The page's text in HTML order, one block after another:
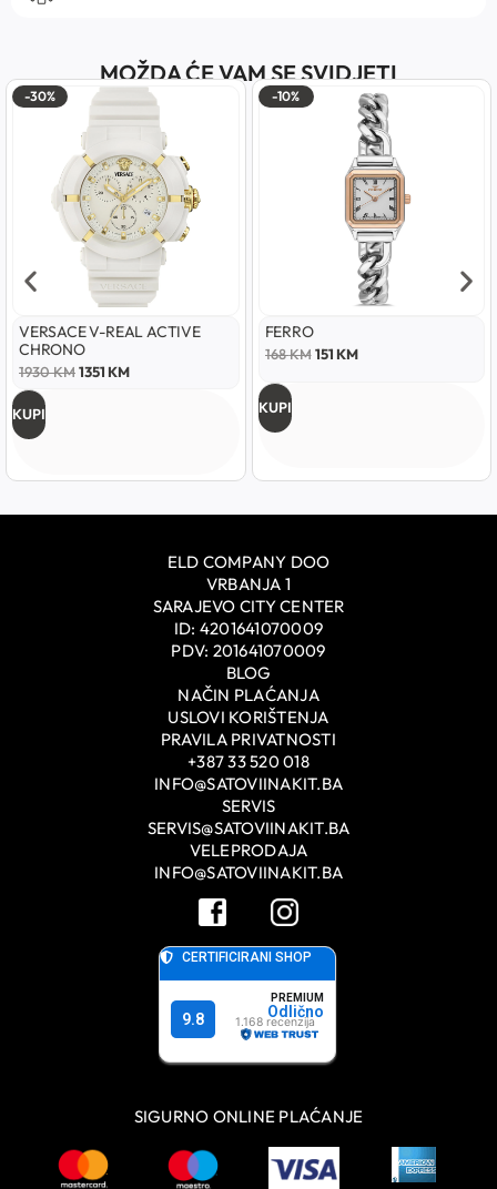
MOŽDA ĆE VAM SE SVIDJETI
-30%
VERSACE V-REAL ACTIVE
CHRONO
1930KM1351KM
KUPI
-10%
FERRO
168KM 151KM
KUPI
ELD COMPANY DOO
VRBANJA 1
SARAJEVO CITY CENTER
ID: 4201641070009
PDV: 201641070009
BLOG
NAČIN PLAĆANJA
USLOVI KORIŠTENJA
PRAVILA PRIVATNOSTI
+387 33 520 018
INFO@SATOVIINAKIT.BA
SERVIS
SERVIS@SATOVIINAKIT.BA
VELEPRODAJA
INFO@SATOVIINAKIT.BA
SIGURNO ONLINE PLAĆANJE